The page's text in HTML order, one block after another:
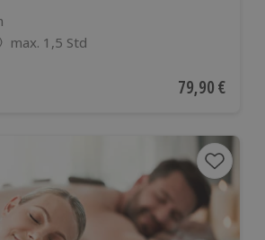
max. 1,5 Std
basierend auf 50 Bewertungen
Aktueller
79,90 €